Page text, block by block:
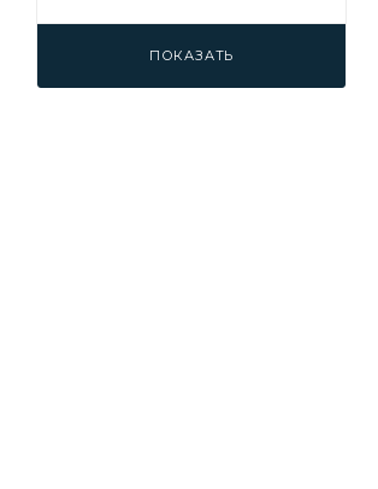
ПОКАЗАТЬ